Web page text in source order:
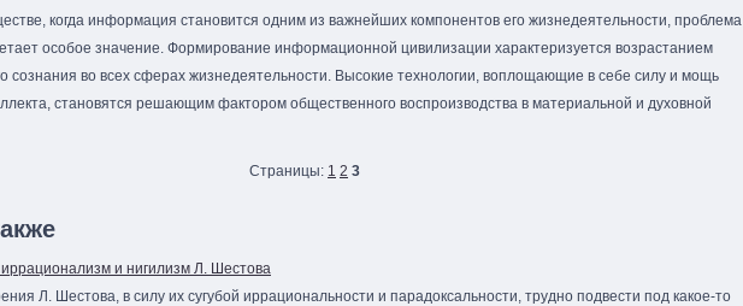
когда информация становится одним из важнейших компонентов его жизнедеятельности, проблема
особое значение. Формирование информационной цивилизации характеризуется возрастанием
сознания во всех сферах жизнедеятельности. Высокие технологии, воплощающие в себе силу и мощь
становятся решающим фактором общественного воспроизводства в материальной и духовной
Страницы: 1 2 3
и нигилизм Л. Шестова
Л. Шестова, в силу их сугубой иррациональности и парадоксальности, трудно подвести под какое-то